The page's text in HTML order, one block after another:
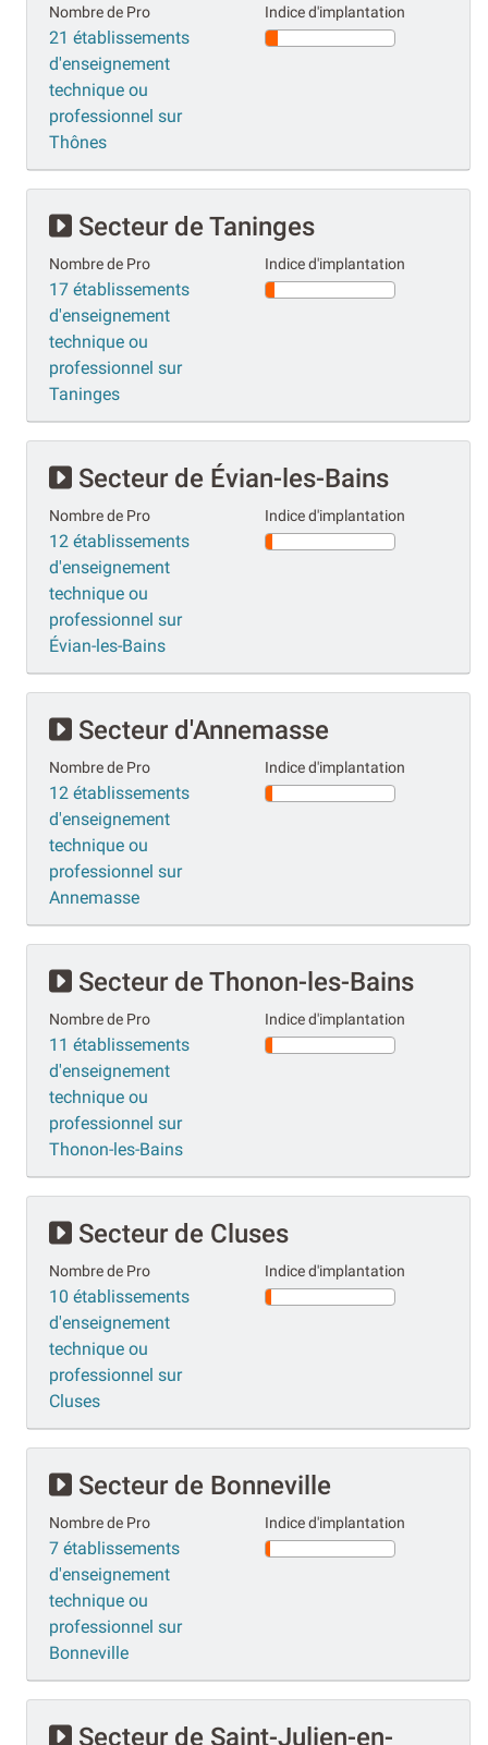
Nombre de Pro
21 établissements
d'enseignement
technique ou
professionnel sur
Thônes
Indice d'implantation
Secteur de Taninges
Nombre de Pro
17 établissements
d'enseignement
technique ou
professionnel sur
Taninges
Indice d'implantation
Secteur de Évian-les-Bains
Nombre de Pro
12 établissements
d'enseignement
technique ou
professionnel sur
Évian-les-Bains
Indice d'implantation
Secteur d'Annemasse
Nombre de Pro
12 établissements
d'enseignement
technique ou
professionnel sur
Annemasse
Indice d'implantation
Secteur de Thonon-les-Bains
Nombre de Pro
11 établissements
d'enseignement
technique ou
professionnel sur
Thonon-les-Bains
Indice d'implantation
Secteur de Cluses
Nombre de Pro
10 établissements
d'enseignement
technique ou
professionnel sur
Cluses
Indice d'implantation
Secteur de Bonneville
Nombre de Pro
7 établissements
d'enseignement
technique ou
professionnel sur
Bonneville
Indice d'implantation
Secteur de Saint-Julien-en-